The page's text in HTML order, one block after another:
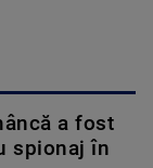
a fost
spionaj în